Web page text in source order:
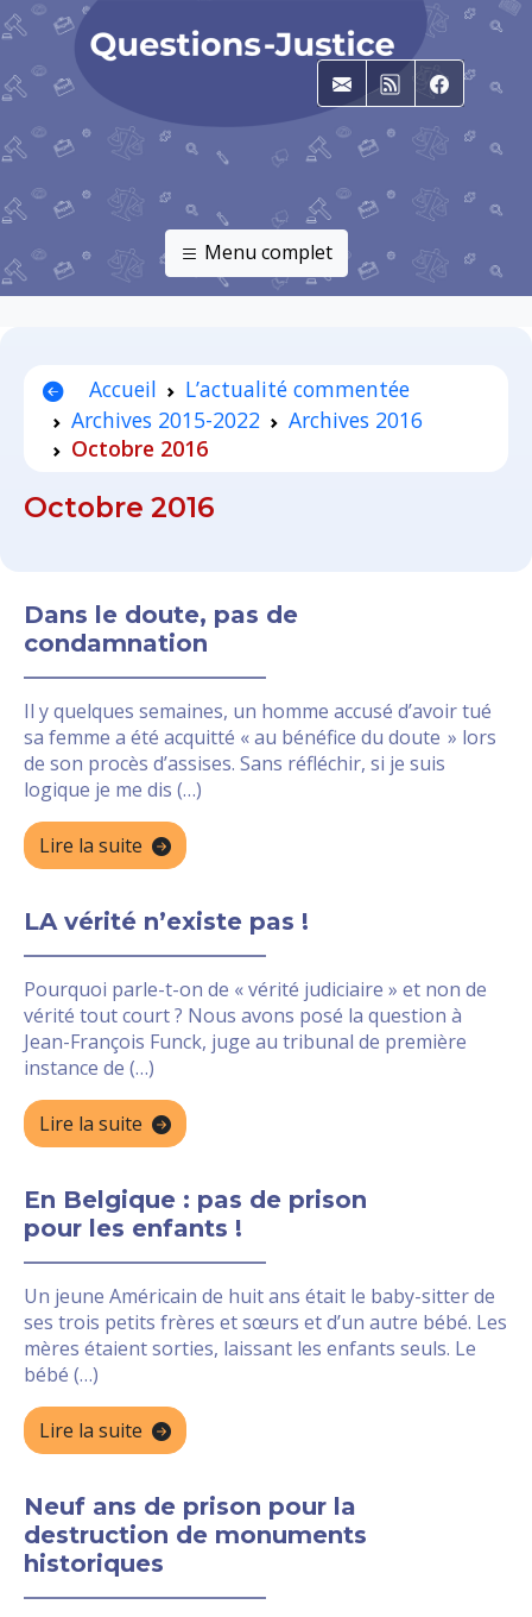
E-mailRSS
Menu complet
Accueil
L’actualité commentée
Archives 2015-2022
Archives 2016
Octobre 2016
Octobre 2016
Dans le doute, pas de
condamnation
Il y quelques semaines, un homme accusé d’avoir tué
sa femme a été acquitté « au bénéfice du doute » lors
de son procès d’assises. Sans réfléchir, si je suis
logique je me dis (…)
Lire la suite
LA vérité n’existe pas !
Pourquoi parle-t-on de « vérité judiciaire » et non de
vérité tout court ? Nous avons posé la question à
Jean-François Funck, juge au tribunal de première
instance de (…)
Lire la suite
En Belgique : pas de prison
pour les enfants !
Un jeune Américain de huit ans était le baby-sitter de
ses trois petits frères et sœurs et d’un autre bébé. Les
mères étaient sorties, laissant les enfants seuls. Le
bébé (…)
Lire la suite
Neuf ans de prison pour la
destruction de monuments
historiques